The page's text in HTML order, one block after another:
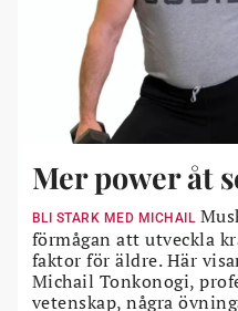
Mer power åt
BLI STARK MED MICHAIL
förmågan att utveckla
faktor för äldre. Här
Michail Tonkonogi,
vetenskap, några